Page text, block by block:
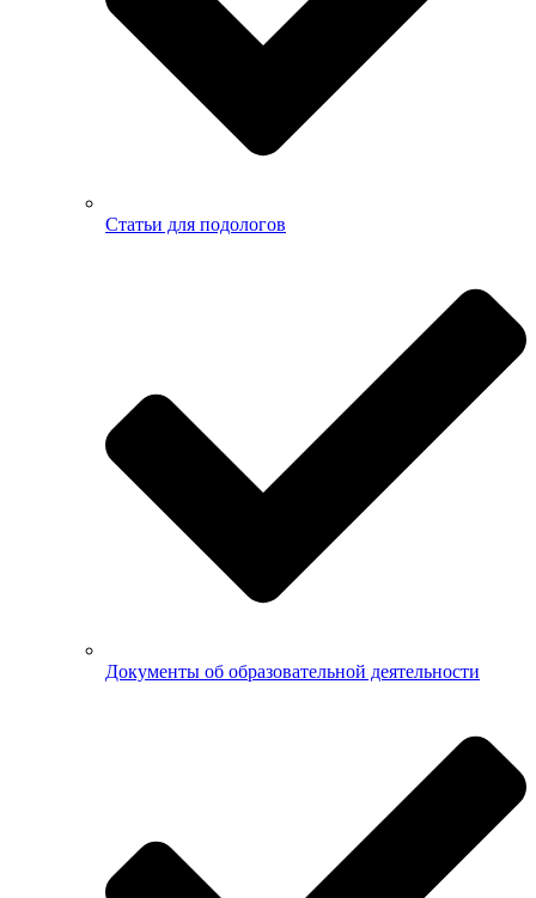
Статьи для подологов
Документы об образовательной деятельности